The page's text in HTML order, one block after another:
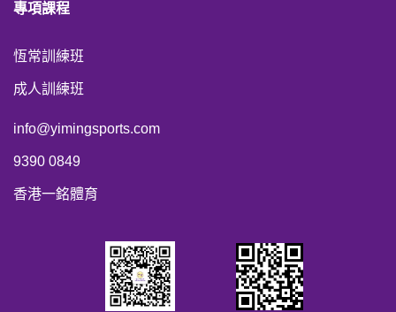
專項課程
恆常訓練班
成人訓練班
info@yimingsports.com
9390 0849
香港一銘體育